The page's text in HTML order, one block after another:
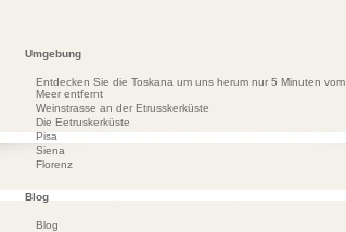
Umgebung
Entdecken Sie die Toskana um uns herum nur 5 Minuten vom
Meer entfernt
Weinstrasse an der Etrusskerküste
Die Eetruskerküste
Pisa
Siena
Florenz
Blog
Blog